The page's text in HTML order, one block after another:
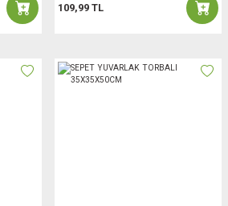
109,99 TL